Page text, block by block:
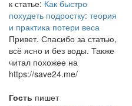
к статье: Как быстро
похудеть подростку: теория
и практика потери веса
Привет. Спасибо за статью,
всё ясно и без воды. Также
читал похожее на
https://save24.me/
Гость пишет